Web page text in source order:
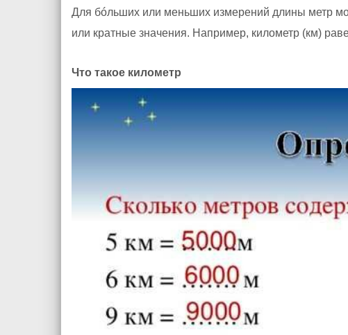
Для бóльших или меньших измерений длины метр
или кратные значения. Например, километр (км)
Что такое километр